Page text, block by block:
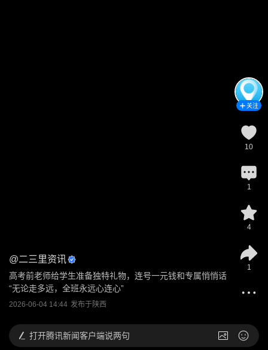
@二三里资讯
高考前老师给学生准备独特礼物，连号一元钱和专属悄悄话
“无论走多远，全班永远心连心”
2026-06-04 14:44 发布于陕西
关注
10
1
4
1
打开腾讯新闻客户端说两句